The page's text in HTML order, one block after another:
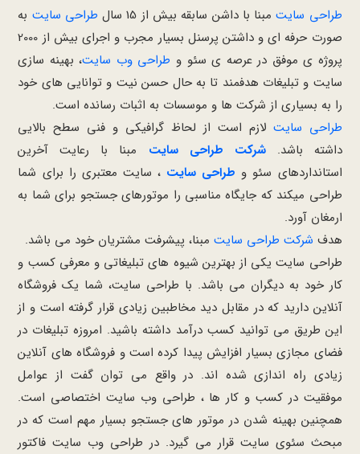
طراحی سایتمبنا با داشن سابقه بیش از 15 سال طراحی سایت به
صورت حرفه ای و داشتن پرسنل بسیار مجرب و اجرای بیش از 2000
پروژه ی موفق در عرصه ی سئو و طراحی وب سایت، بهینه سازی
سایت و تبلیغات هدفمند تا به حال حسن نیت و توانایی های خود
را به بسیاری از شرکت ها و موسسات به اثبات رسانده است.
طراحی سایت لازم است از لحاظ گرافیکی و فنی سطح بالایی
داشته باشد.شرکت طراحی سایت مبنا با رعایت آخرین
استانداردهای سئو و طراحی سایت ، سایت معتبری را برای شما
طراحی میکند که جایگاه مناسبی را موتورهای جستجو برای شما به
ارمغان آورد.
هدف شرکت طراحی سایت مبنا، پیشرفت مشتریان خود می باشد.
طراحی سایت یکی از بهترین شیوه های تبلیغاتی و معرفی کسب و
کار خود به دیگران می باشد. با طراحی سایت، شما یک فروشگاه
آنلاین دارید که در مقابل دید مخاطبین زیادی قرار گرفته است و از
این طریق می توانید کسب درآمد داشته باشید. امروزه تبلیغات در
فضای مجازی بسیار افزایش پیدا کرده است و فروشگاه های آنلاین
زیادی راه اندازی شده اند. در واقع می توان گفت از عوامل
موفقیت در کسب و کار ها ، طراحی وب سایت اختصاصی است.
همچنین بهینه شدن در موتور های جستجو بسیار مهم است که در
مبحث سئوی سایت قرار می گیرد. در طراحی وب سایت فاکتور